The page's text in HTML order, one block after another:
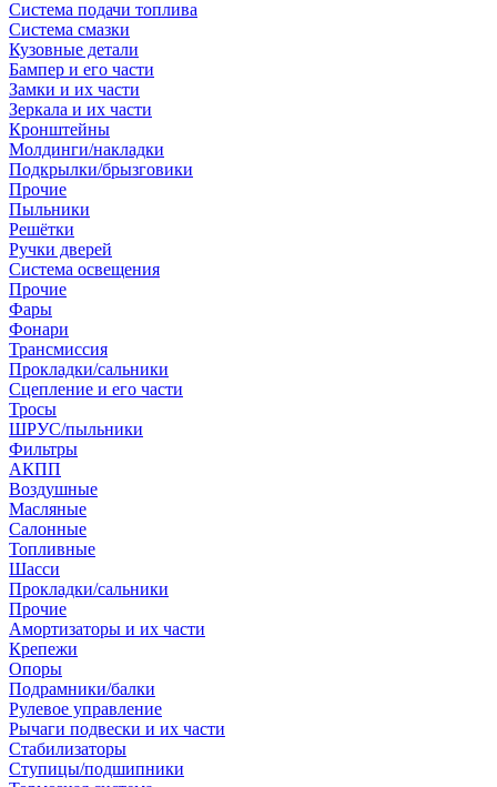
Система подачи топлива
Система смазки
Кузовные детали
Бампер и его части
Замки и их части
Зеркала и их части
Кронштейны
Молдинги/накладки
Подкрылки/брызговики
Прочие
Пыльники
Решётки
Ручки дверей
Система освещения
Прочие
Фары
Фонари
Трансмиссия
Прокладки/сальники
Сцепление и его части
Тросы
ШРУС/пыльники
Фильтры
АКПП
Воздушные
Масляные
Салонные
Топливные
Шасси
Прокладки/сальники
Прочие
Амортизаторы и их части
Крепежи
Опоры
Подрамники/балки
Рулевое управление
Рычаги подвески и их части
Стабилизаторы
Ступицы/подшипники